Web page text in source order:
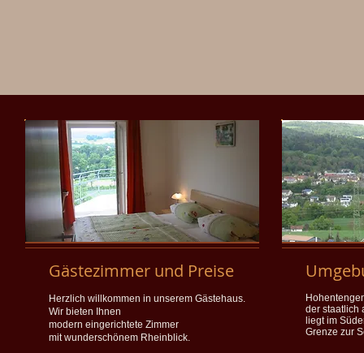
Gästezimmer und Preise
Herzlich willkommen in unserem Gästehaus.
Wir bieten Ihnen
modern eingerichtete Zimmer
mit wunderschönem Rheinblick.
der staatlich
liegt im
Grenze zur